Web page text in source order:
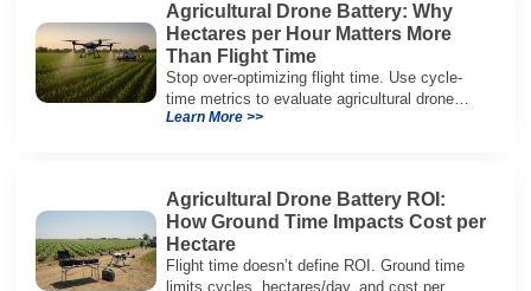
Agricultural Drone Battery: Why
Hectares per Hour Matters More
Than Flight Time
Stop over-optimizing flight time. Use cycle-
time metrics to evaluate agricultural drone
batteries and increase hectares per hour.
Learn More >>
Agricultural Drone Battery ROI:
How Ground Time Impacts Cost per
Hectare
Flight time doesn’t define ROI. Ground time
limits cycles, hectares/day, and cost per